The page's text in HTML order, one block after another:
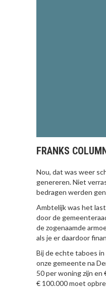
FRANKS
Nou, dat was weer
genereren. Niet
bedragen werden
Ambtelijk was het
door de
de zogenaamde
als je er daardoor
Bij de echte taboes
onze gemeente na
50 per woning zijn en
€ 100.000 moet